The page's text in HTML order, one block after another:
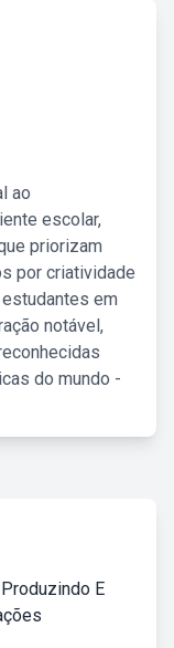
ao
escolar,
priorizam
por criatividade
em
notável,
do mundo -
E